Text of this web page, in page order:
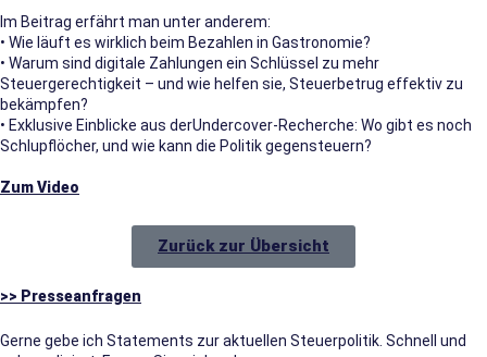
Im Beitrag erfährt man unter anderem:
• Wie läuft es wirklich beim Bezahlen in Gastronomie?
• Warum sind digitale Zahlungen ein Schlüssel zu mehr
Steuergerechtigkeit – und wie helfen sie, Steuerbetrug effektiv zu
bekämpfen?
• Exklusive Einblicke aus derUndercover-Recherche: Wo gibt es noch
Schlupflöcher, und wie kann die Politik gegensteuern?
Zum Video
Zurück zur Übersicht
>> Presseanfragen
Gerne gebe ich Statements zur aktuellen Steuerpolitik. Schnell und